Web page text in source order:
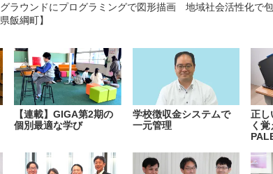
グラウンドにプログラミングで図形描画 地域社会活性化で
県飯綱町】
【連載】GIGA第2期の
個別最適な学び
学校徴収金システムで
一元管理
正し
く